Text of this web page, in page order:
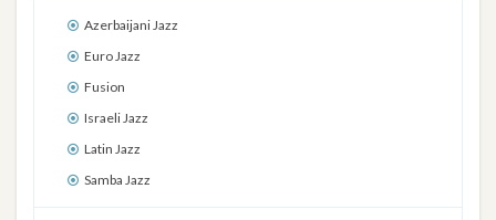
Azerbaijani Jazz
Euro Jazz
Fusion
Israeli Jazz
Latin Jazz
Samba Jazz